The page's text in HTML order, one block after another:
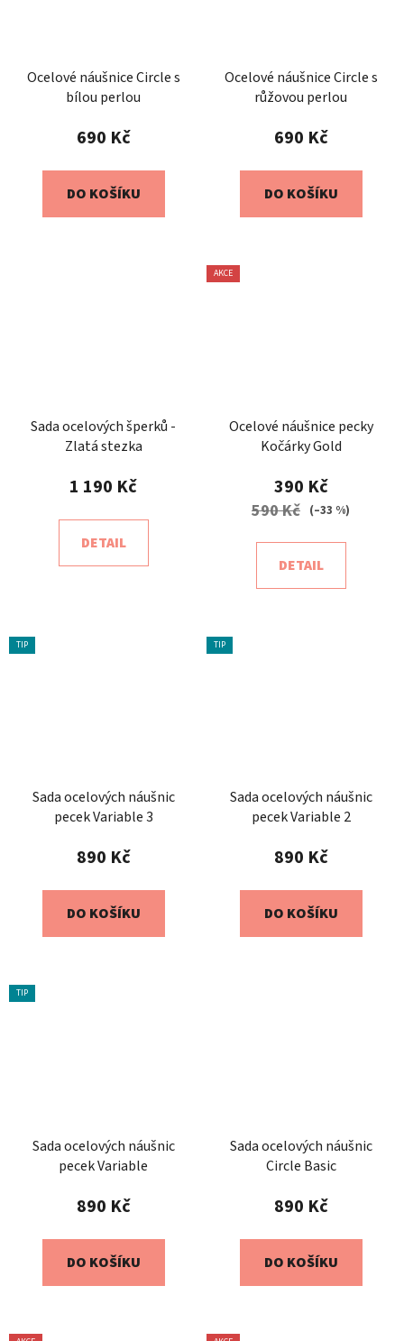
Ocelové náušnice Circle s
bílou perlou
690 Kč
DO KOŠÍKU
Ocelové náušnice Circle s
růžovou perlou
690 Kč
DO KOŠÍKU
Sada ocelových šperků -
Zlatá stezka
1 190 Kč
DETAIL
AKCE
Ocelové náušnice pecky
Kočárky Gold
390 Kč
590 Kč (–33 %)
DETAIL
TIP
Sada ocelových náušnic
pecek Variable 3
890 Kč
DO KOŠÍKU
TIP
Sada ocelových náušnic
pecek Variable 2
890 Kč
DO KOŠÍKU
TIP
Sada ocelových náušnic
pecek Variable
890 Kč
DO KOŠÍKU
Sada ocelových náušnic
Circle Basic
890 Kč
DO KOŠÍKU